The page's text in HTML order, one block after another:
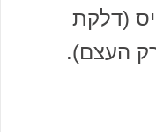
(דלקת
העצם).